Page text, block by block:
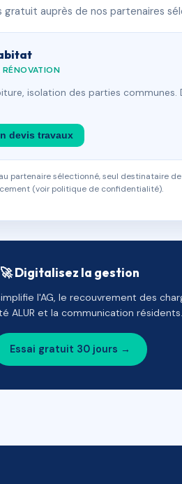
auprès de nos partenaires
RÉNOVATION
isolation des parties communes.
devis travaux
partenaire sélectionné, seul destinataire
(voir politique de confidentialité).
🚀 Digitalisez la gestion
l'AG, le recouvrement des
ALUR et la communication résidents.
Essai gratuit 30 jours →